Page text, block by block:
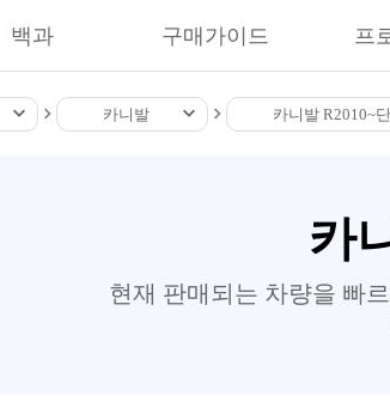
백과 구매가이드 프
카니발 카니발 R2010~
카
현재 판매되는 차량을 빠